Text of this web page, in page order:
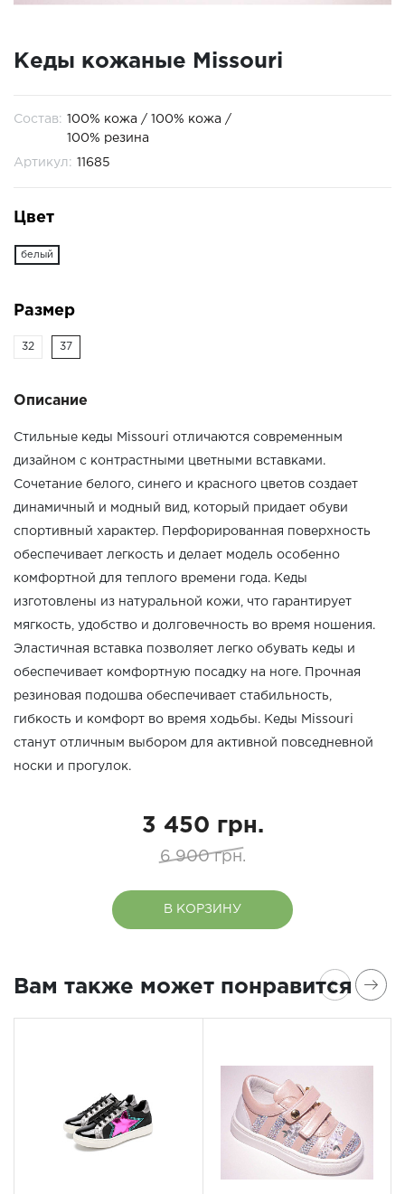
Кеды кожаные Missouri
Состав: 100% кожа / 100% кожа /
100% резина
Артикул: 11685
Цвет
белый
Размер
32 37
Описание
Стильные кеды Missouri отличаются современным
дизайном с контрастными цветными вставками.
Сочетание белого, синего и красного цветов создает
динамичный и модный вид, который придает обуви
спортивный характер. Перфорированная поверхность
обеспечивает легкость и делает модель особенно
комфортной для теплого времени года. Кеды
изготовлены из натуральной кожи, что гарантирует
мягкость, удобство и долговечность во время ношения.
Эластичная вставка позволяет легко обувать кеды и
обеспечивает комфортную посадку на ноге. Прочная
резиновая подошва обеспечивает стабильность,
гибкость и комфорт во время ходьбы. Кеды Missouri
станут отличным выбором для активной повседневной
носки и прогулок.
3 450 грн.
6 900 грн.
В КОРЗИНУ
Вам также может понравится